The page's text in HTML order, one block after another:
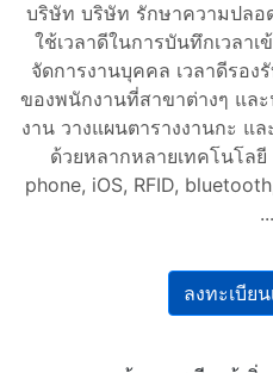
บริษัท บริษัท รักษาความปลอ
ใช้เวลาดีในการบันทึกเวลา
จัดการงานบุคคล เวลาดีรอง
ของพนักงานที่สาขาต่างๆ แ
งาน วางแผนตารางงานกะ แ
ด้วยหลากหลายเทคโนโล
phone, iOS, RFID,
...
ลงทะเบีย